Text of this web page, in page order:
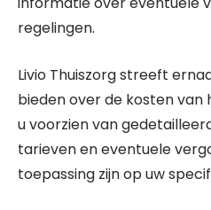
regelingen.
Livio Thuiszorg streeft
bieden over de kosten van
u voorzien van
tarieven en eventuele
toepassing zijn op uw